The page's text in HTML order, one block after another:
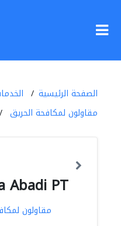
الصفحة الرئيسية
مقاولون لمكافحة الحريق
Abadi PT
مقاولون